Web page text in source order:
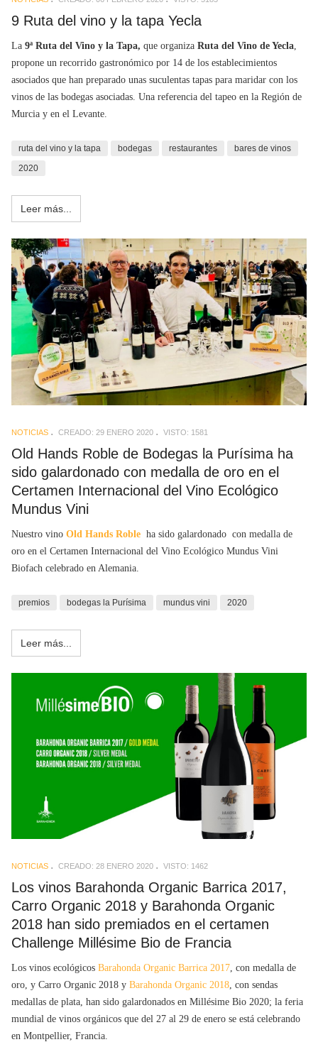
9 Ruta del vino y la tapa Yecla
La 9ª Ruta del Vino y la Tapa, que organiza Ruta del Vino de Yecla,
propone un recorrido gastronómico por 14 de los establecimientos
asociados que han preparado unas suculentas tapas para maridar con los
vinos de las bodegas asociadas. Una referencia del tapeo en la Región de
Murcia y en el Levante.
ruta del vino y la tapa bodegas restaurantes
bares de vinos
2020
Leer más...
NOTICIAS CREADO: 29 ENERO 2020 VISTO: 1581
Old Hands Roble de Bodegas la Purísima ha
sido galardonado con medalla de oro en el
Certamen Internacional del Vino Ecológico
Mundus Vini
Nuestro vino Old Hands Roble ha sido galardonado con medalla de
oro en el Certamen Internacional del Vino Ecológico Mundus Vini
Biofach celebrado en Alemania.
premios bodegas la Purísima mundus vini 2020
Leer más...
NOTICIAS CREADO: 28 ENERO 2020 VISTO: 1462
Los vinos Barahonda Organic Barrica 2017,
Carro Organic 2018 y Barahonda Organic
2018 han sido premiados en el certamen
Challenge Millésime Bio de Francia
Los vinos ecológicos Barahonda Organic Barrica 2017, con medalla de
oro, y Carro Organic 2018 y Barahonda Organic 2018, con sendas
medallas de plata, han sido galardonados en Millésime Bio 2020; la feria
mundial de vinos orgánicos que del 27 al 29 de enero se está celebrando
en Montpellier, Francia.